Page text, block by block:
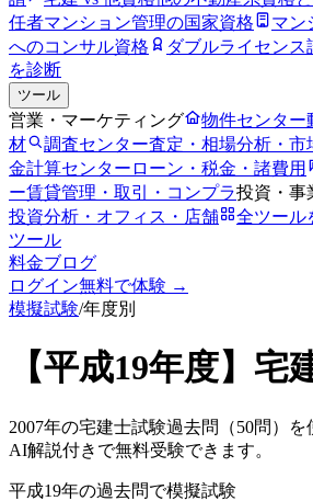
任者マンション管理の国家資格 マン
へのコンサル資格
ダブルライセンス
を診断
ツール
営業・マーケティング 物件センター
材
調査センター査定・相場分析・市
金計算センター ローン・税金・諸費用
ー賃貸管理・取引・コンプラ投資・事
投資分析・オフィス・店舗
全ツール
ツール
料金ブログ
ログイン無料で体験 →
模擬試験/年度別
【平成19年度】宅
2007年の宅建士試験過去問（50問）を
AI解説付きで無料受験できます。
平成19年の過去問で模擬試験